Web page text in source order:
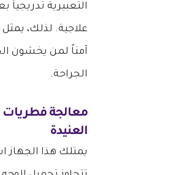
التعبيرية
علاجية. لذلك، يمثل
آمناً لمن يخشون
الجراحة.
معالجة فطريات
العنيدة
يمتلك هذا الجهاز